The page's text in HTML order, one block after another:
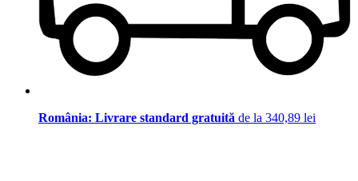
România: Livrare standard gratuită de la 340,89 lei